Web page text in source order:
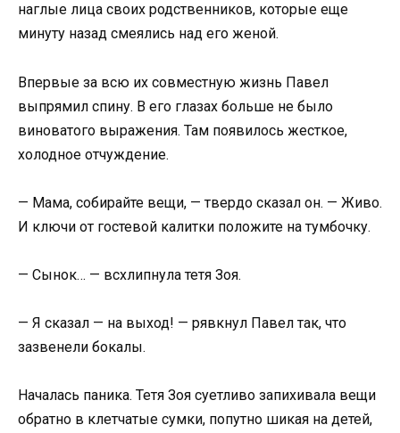
наглые лица своих родственников, которые еще
минуту назад смеялись над его женой.
Впервые за всю их совместную жизнь Павел
выпрямил спину. В его глазах больше не было
виноватого выражения. Там появилось жесткое,
холодное отчуждение.
— Мама, собирайте вещи, — твердо сказал он. — Живо.
И ключи от гостевой калитки положите на тумбочку.
— Сынок… — всхлипнула тетя Зоя.
— Я сказал — на выход! — рявкнул Павел так, что
зазвенели бокалы.
Началась паника. Тетя Зоя суетливо запихивала вещи
обратно в клетчатые сумки, попутно шикая на детей,